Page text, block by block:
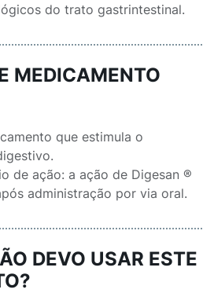
do trato gastrintestinal.
MEDICAMENTO
que estimula o
de ação: a ação de Digesan ®
administração por via oral.
DEVO USAR ESTE